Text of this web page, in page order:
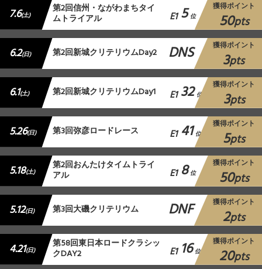
7.6(土) 第2回信州・ながわまちタイ
ムトライアル E1 5 位
獲得ポイント
50pts
6.2(日) 第2回新城クリテリウムDay2 DNS 獲得ポイント
3pts
6.1(土) 第2回新城クリテリウムDay1 E1 32 位
獲得ポイント
3pts
5.26(日) 第3回弥彦ロードレース E1 41 位
獲得ポイント
5pts
5.18(土) 第2回おんたけタイムトライ
アル E1 8 位
獲得ポイント
50pts
5.12(日) 第3回大磯クリテリウム DNF 獲得ポイント
2pts
4.21(日) 第58回東日本ロードクラシッ
クDAY2 E1 16 位
獲得ポイント
20pts